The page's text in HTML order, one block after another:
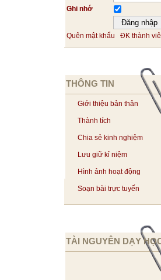
Ghi nhớ
Quên mật khẩu ĐK thành
THÔNG TIN
Giới thiệu bản thân
Thành tích
Chia sẻ kinh nghiệm
Lưu giữ kỉ niệm
Hình ảnh hoạt động
Soạn bài trực tuyến
TÀI NGUYÊN DẠY